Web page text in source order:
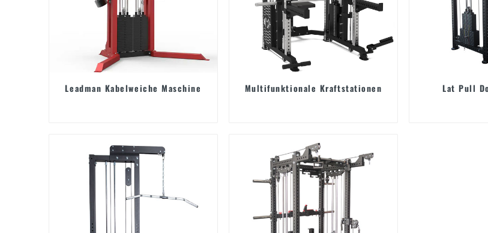
Leadman Kabelweiche Maschine Multifunktionale Kraftstationen Lat Pull